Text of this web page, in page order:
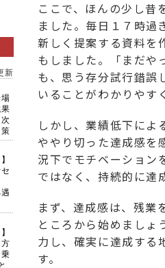
ここで、ほんの少し昔
ました。毎日１７時過
新しく提案する資料を
もしました。「まだや
も、思う存分試行錯誤
いることがわかりやす
しかし、業績低下によ
ややり切った達成感を
況下でモチベーション
ではなく、持続的に達
まず、達成感は、残業
ところから始めましょ
力し、確実に達成する
す。